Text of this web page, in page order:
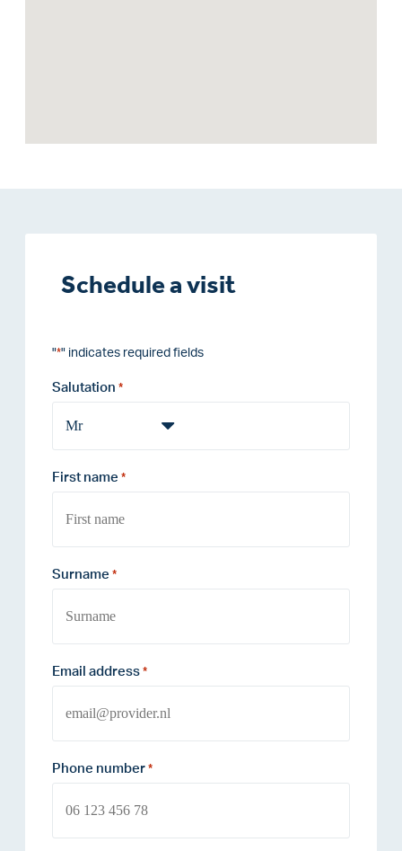
Schedule a visit
"*" indicates required fields
Salutation *
First name *
Surname *
Email address *
Phone number *